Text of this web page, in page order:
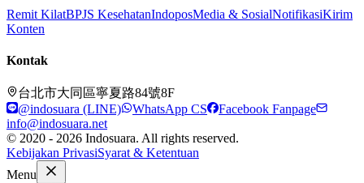
Remit KilatBPJS KesehatanIndoposMedia & SosialNotifikasiKirim
Konten
Kontak
台北市大同區寧夏路84號8F
@indosuara (LINE)
WhatsApp CS
Facebook Fanpage
info@indosuara.net
© 2020 - 2026 Indosuara. All rights reserved.
Kebijakan PrivasiSyarat & Ketentuan
Menu